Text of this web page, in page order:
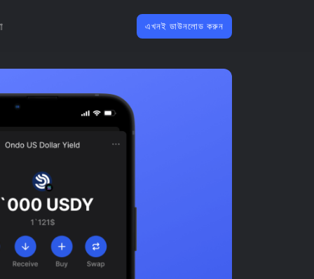
এখনই ডাউনলোড করুন